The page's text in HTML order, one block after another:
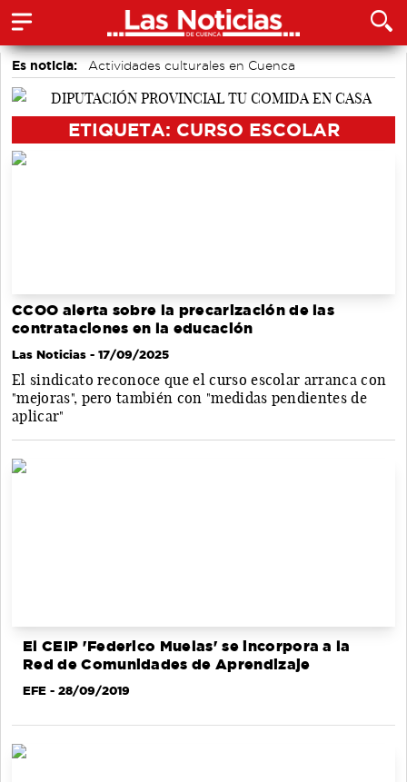
Es noticia:
Actividades culturales en Cuenca
Medio Ambiente
ETIQUETA: CURSO ESCOLAR
CCOO alerta sobre la precarización de las
contrataciones en la educación
Las Noticias - 17/09/2025
El sindicato reconoce que el curso escolar arranca con
"mejoras", pero también con "medidas pendientes de
aplicar"
El CEIP 'Federico Muelas' se incorpora a la
Red de Comunidades de Aprendizaje
EFE - 28/09/2019